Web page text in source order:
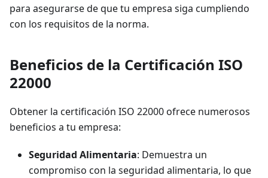
para asegurarse de que tu empresa siga cumpliendo
con los requisitos de la norma.
Beneficios de la Certificación ISO
22000
Obtener la certificación ISO 22000 ofrece numerosos
beneficios a tu empresa:
Seguridad Alimentaria: Demuestra un
compromiso con la seguridad alimentaria, lo que